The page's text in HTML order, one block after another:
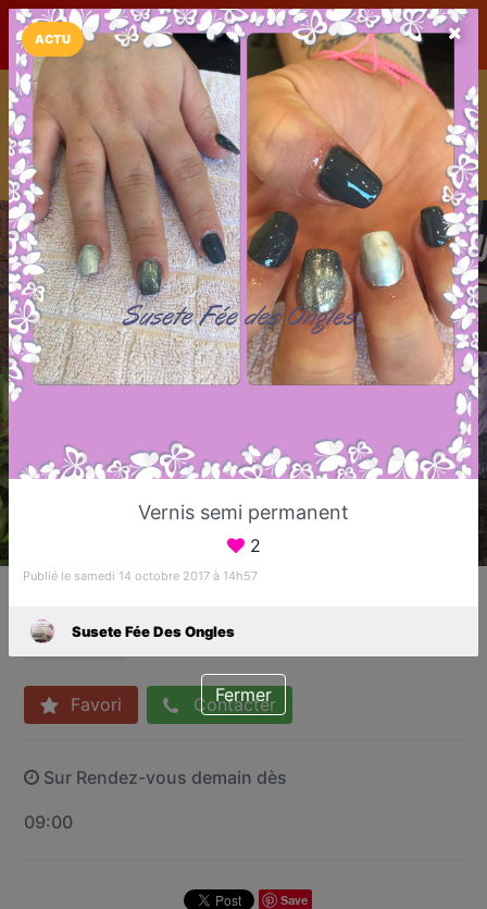
LaCarte LaCarte sur
Play Store
Installez l'App LaCarte
Téléchargez gratuitement l'app LaCarte pour suivre vos
commerces favoris et ne rien rater !
Télécharger Plus tard
Susete Fée Des Ongles
Sucy-en-Brie
Favori Contacter
Sur Rendez-vous demain dès
09:00
Save
ACTU
Vernis semi permanent
2
Publié le samedi 14 octobre 2017 à 14h57
Susete Fée Des Ongles
Fermer